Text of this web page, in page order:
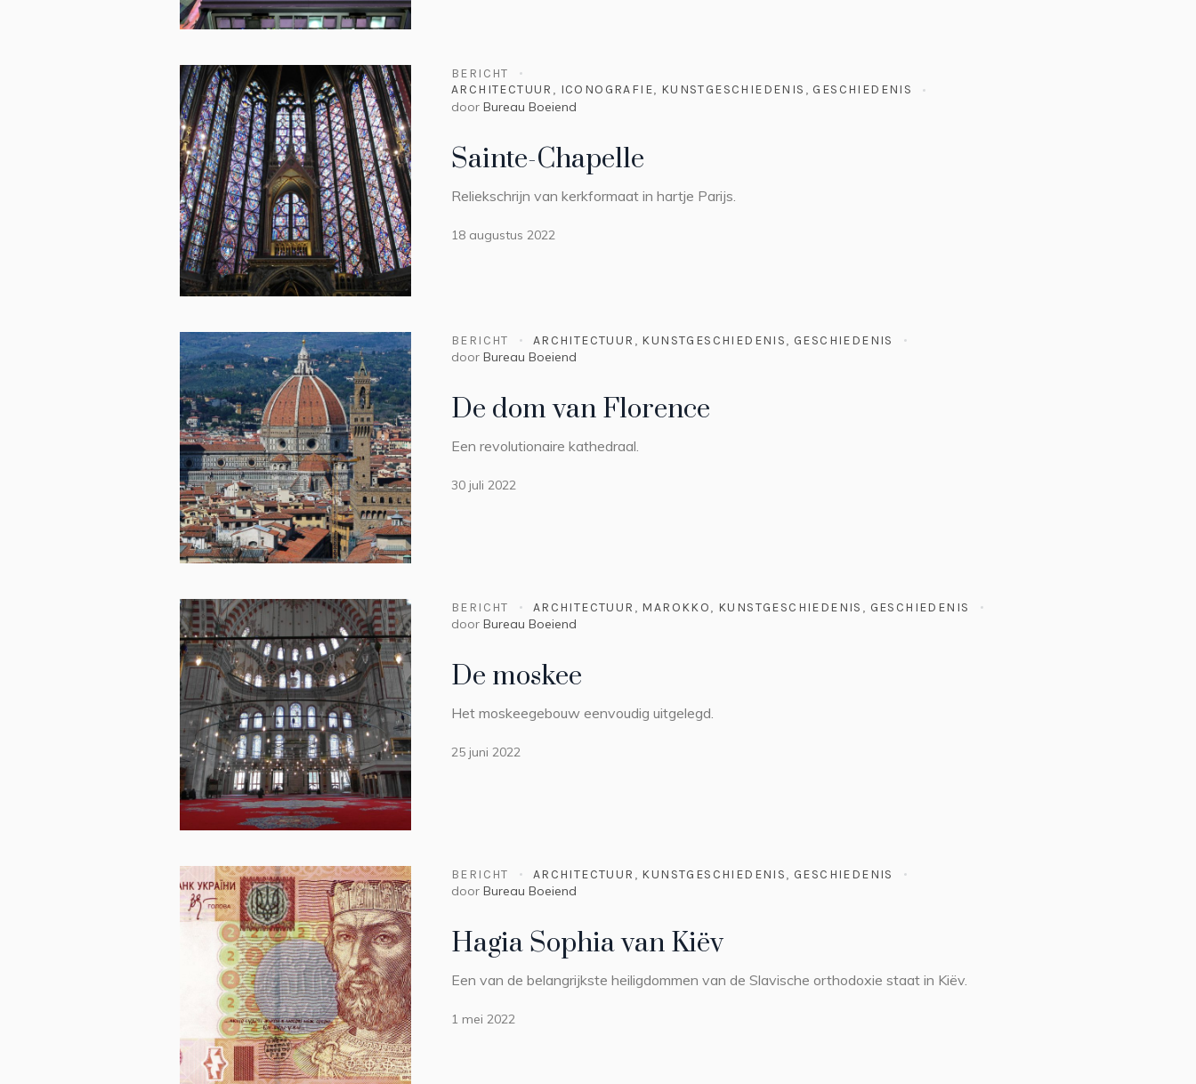
BERICHT
ARCHITECTUUR , ICONOGRAFIE, KUNSTGESCHIEDENIS , GESCHIEDENIS
door Bureau Boeiend
Sainte-Chapelle
Reliekschrijn van kerkformaat in hartje Parijs.
18 augustus 2022
BERICHT ARCHITECTUUR , KUNSTGESCHIEDENIS, GESCHIEDENIS
door Bureau Boeiend
De dom van Florence
Een revolutionaire kathedraal.
30 juli 2022
BERICHT ARCHITECTUUR , MAROKKO, KUNSTGESCHIEDENIS , GESCHIEDENIS
door Bureau Boeiend
De moskee
Het moskeegebouw eenvoudig uitgelegd.
25 juni 2022
BERICHT ARCHITECTUUR , KUNSTGESCHIEDENIS, GESCHIEDENIS
door Bureau Boeiend
Hagia Sophia van Kiëv
Een van de belangrijkste heiligdommen van de Slavische orthodoxie staat in Kiëv.
1 mei 2022